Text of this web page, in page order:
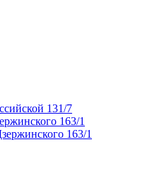
131/7
163/1
163/1